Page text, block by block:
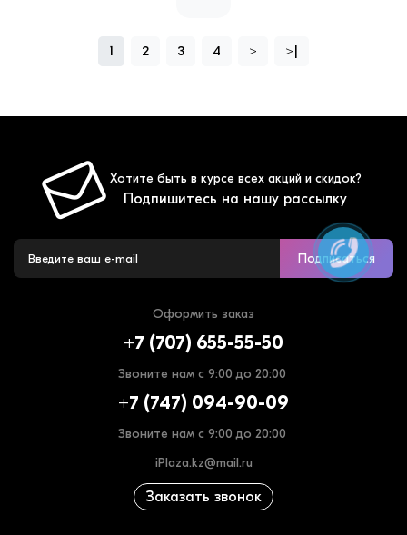
1 2 3 4 > >|
Хотите быть в курсе всех акций и скидок?
Подпишитесь на нашу рассылку
Подписаться
Оформить заказ
+7 (707) 655-55-50
Звоните нам с 9:00 до 20:00
+7 (747) 094-90-09
Звоните нам с 9:00 до 20:00
iPlaza.kz@mail.ru
Заказать звонок